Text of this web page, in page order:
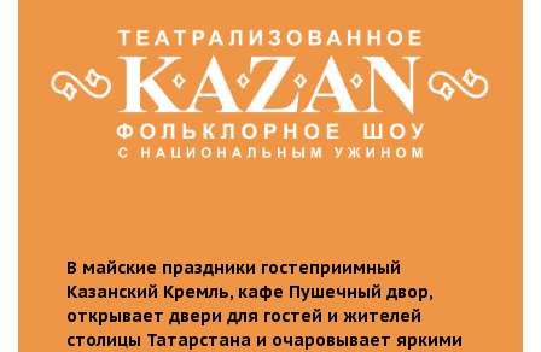
В майские праздники гостеприимный
Казанский Кремль, кафе Пушечный двор,
открывает двери для гостей и жителей
столицы Татарстана и очаровывает яркими